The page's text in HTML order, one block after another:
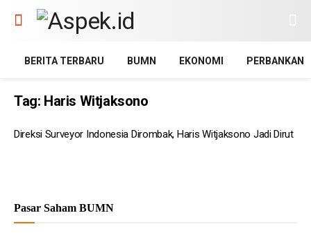
BERITA TERBARU BUMN EKONOMI PERBANKAN
Tag: Haris Witjaksono
Direksi Surveyor Indonesia Dirombak, Haris Witjaksono Jadi Dirut
Pasar Saham BUMN